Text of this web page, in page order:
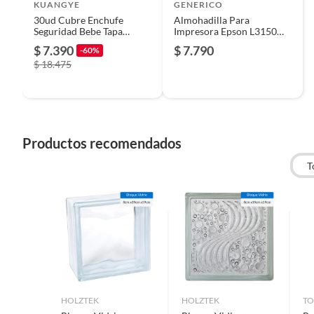
remanufacturados o con alguna deficiencia, que sean
Alimentos, bebidas, medicamentos, suplementos alimenticios,
Pinturas de un color a solicitud.
Plantas.
KUANGYE
30ud Cubre Enchufe
Seguridad Bebe Tapa
Protector Con 2 Llave
$ 7.390 -60%
$ 18.475
GENERICO
Almohadilla Para
Impresora Epson L3150
$ 7.790
Productos recomendados
HOLZTEK HOLZTEK